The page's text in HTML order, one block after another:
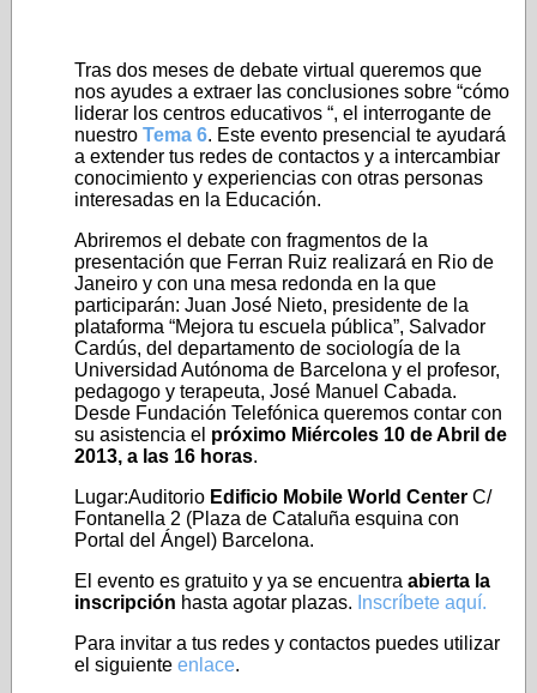
Tras dos meses de debate virtual queremos que
nos ayudes a extraer las conclusiones sobre “cómo
liderar los centros educativos “, el interrogante de
nuestro Tema 6. Este evento presencial te ayudará
a extender tus redes de contactos y a intercambiar
conocimiento y experiencias con otras personas
interesadas en la Educación.
Abriremos el debate con fragmentos de la
presentación que Ferran Ruiz realizará en Rio de
Janeiro y con una mesa redonda en la que
participarán: Juan José Nieto, presidente de la
plataforma “Mejora tu escuela pública”, Salvador
Cardús, del departamento de sociología de la
Universidad Autónoma de Barcelona y el profesor,
pedagogo y terapeuta, José Manuel Cabada.
Desde Fundación Telefónica queremos contar con
su asistencia el próximo Miércoles 10 de Abril de
2013, a las 16 horas.
Lugar:Auditorio Edificio Mobile World Center C/
Fontanella 2 (Plaza de Cataluña esquina con
Portal del Ángel) Barcelona.
El evento es gratuito y ya se encuentra abierta la
inscripción hasta agotar plazas. Inscríbete aquí.
Para invitar a tus redes y contactos puedes utilizar
el siguiente enlace.